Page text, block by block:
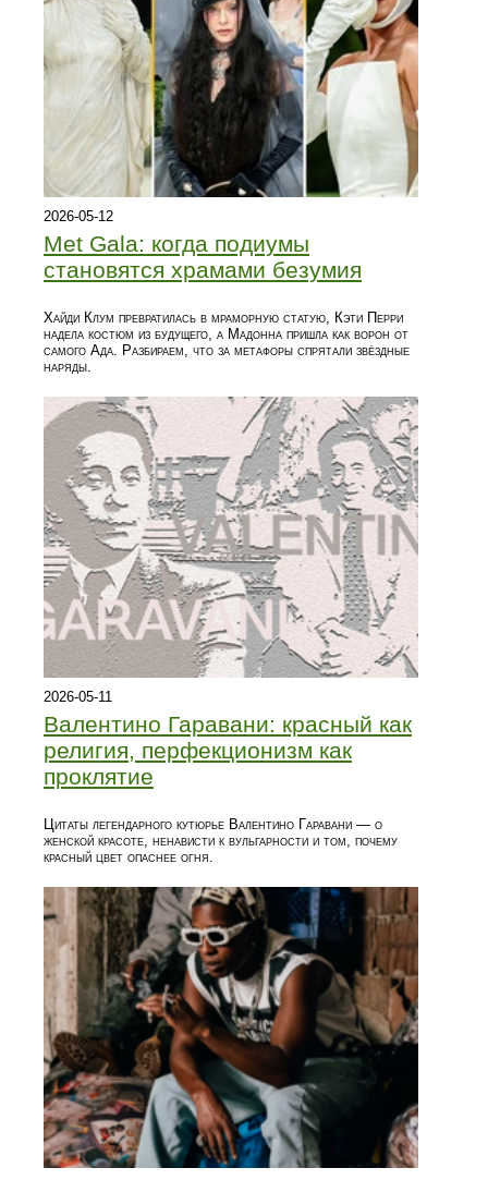
2026-05-12
Met Gala: когда подиумы
становятся храмами безумия
Хайди Клум превратилась в мраморную статую, Кэти Перри
надела костюм из будущего, а Мадонна пришла как ворон от
самого Ада. Разбираем, что за метафоры спрятали звёздные
наряды.
2026-05-11
Валентино Гаравани: красный как
религия, перфекционизм как
проклятие
Цитаты легендарного кутюрье Валентино Гаравани — о
женской красоте, ненависти к вульгарности и том, почему
красный цвет опаснее огня.